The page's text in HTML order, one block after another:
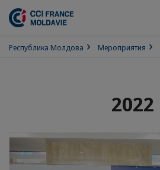
Республика Молдова Мероприятия
2022